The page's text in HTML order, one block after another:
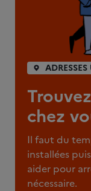
chez
Il faut du
installées
aider pour
nécessaire.